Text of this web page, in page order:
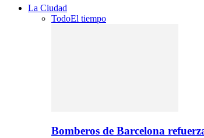
La Ciudad
TodoEl tiempo
Bomberos de Barcelona